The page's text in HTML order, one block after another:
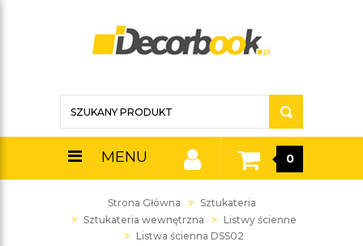
MENU 0
Strona Główna
Sztukateria
Sztukateria wewnętrzna
Listwy ścienne
Listwa ścienna DSS02